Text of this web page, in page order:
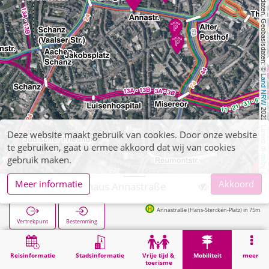
, Kartendaten, Geobasisdaten: ©
Land NRW
2021, Lizenz
dl-de/by-2-0
Reisinformatie Stadsinformatie
Vrije tijd &
toerisme
Mobiliteit meer
Aachen, Parkhaus Annastraße
Vertrekpunt Bestemming
Annastraße (Hans-Stercken-Platz) in 75m
Mobiliteit Parkeergarages (overige) Aachen, Parkhaus Annastraße
Deze website maakt gebruik van cookies. Door onze website
te gebruiken, gaat u ermee akkoord dat wij van cookies
gebruik maken.
Meer informatie
Akkoord